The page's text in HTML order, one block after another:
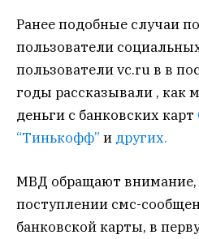
Ранее подобные случаи
пользователи
пользователи vc.ru в в
годы рассказывали , как
деньги с банковских карт
“Тинькофф” и других.
МВД обращают внимание,
поступлении смс-
банковской карты, в